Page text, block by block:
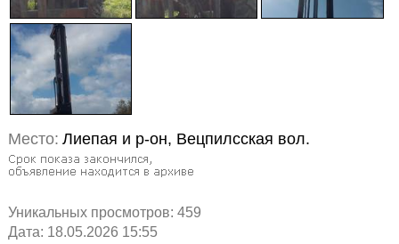
Место: Лиепая и р-он, Вецпилсская вол.
Уникальных просмотров: 459
Дата: 18.05.2026 15:55